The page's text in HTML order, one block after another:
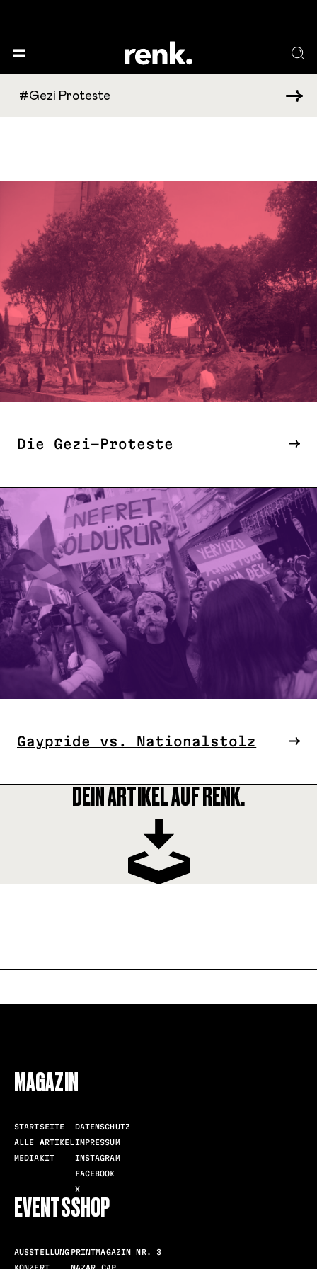
Die Gezi-Proteste
Gaypride vs. Nationalstolz
DEIN ARTIKEL AUF RENK.
MAGAZIN
STARTSEITE
ALLE ARTIKEL
MEDIAKIT
DATENSCHUTZ
IMPRESSUM
INSTAGRAM
FACEBOOK
X
EVENTS
AUSSTELLUNG
SHOP
PRINTMAGAZIN NR. 3